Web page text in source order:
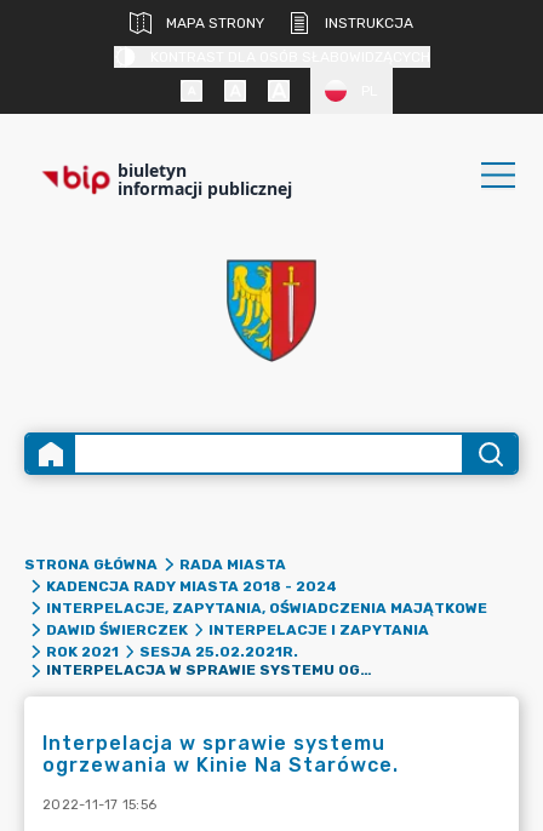
MAPA STRONY
INSTRUKCJA
biuletyn
informacji publicznej
STRONA GŁÓWNA
RADA MIASTA
KADENCJA RADY MIASTA 2018 - 2024
INTERPELACJE, ZAPYTANIA, OŚWIADCZENIA MAJĄTKOWE
DAWID ŚWIERCZEK
INTERPELACJE I ZAPYTANIA
ROK 2021
SESJA 25.02.2021R.
INTERPELACJA W SPRAWIE SYSTEMU OGRZEWANIA W KINIE NA STARÓWCE.
Interpelacja w sprawie systemu
ogrzewania w Kinie Na Starówce.
2022-11-17 15:56